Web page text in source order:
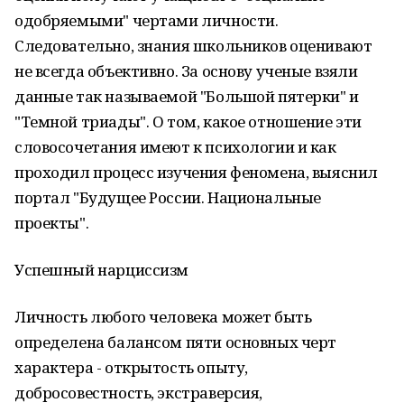
одобряемыми" чертами личности.
Следовательно, знания школьников оценивают
не всегда объективно. За основу ученые взяли
данные так называемой "Большой пятерки" и
"Темной триады". О том, какое отношение эти
словосочетания имеют к психологии и как
проходил процесс изучения феномена, выяснил
портал "Будущее России. Национальные
проекты".
Успешный нарциссизм
Личность любого человека может быть
определена балансом пяти основных черт
характера - открытость опыту,
добросовестность, экстраверсия,